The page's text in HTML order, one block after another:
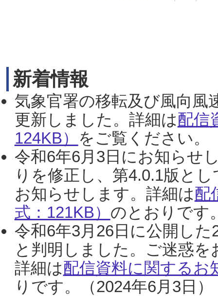
新着情報
気象官署の移転及び風向風
更新しました。詳細は配信
124KB） をご覧ください。
令和6年6月3日にお知らせ
りを修正し、第4.0.1版と
お知らせします。詳細は配
式：121KB） のとおりです
令和6年3月26日に公開し
と判明しました。ご迷惑
詳細は配信資料に関するお
りです。（2024年6月3日）